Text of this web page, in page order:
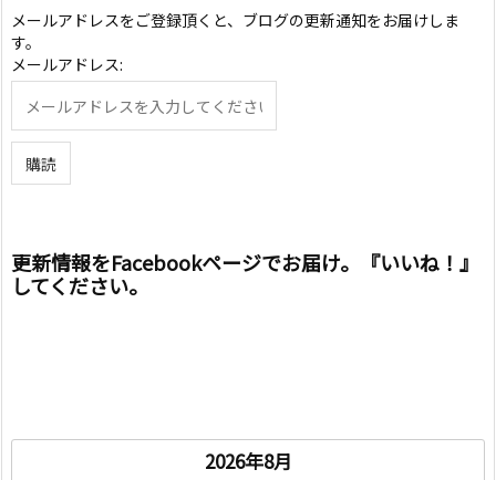
メールアドレスをご登録頂くと、ブログの更新通知をお届けしま
す。
メールアドレス:
更新情報をFacebookページでお届け。『いいね！』
してください。
2026年8月